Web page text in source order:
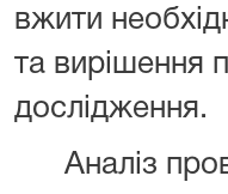
вжити
та вирішення
дослідження.
Аналіз